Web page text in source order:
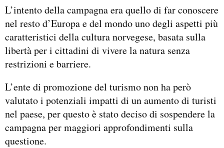
L’intento della campagna era quello di far conoscere
nel resto d’Europa e del mondo uno degli aspetti più
caratteristici della cultura norvegese, basata sulla
libertà per i cittadini di vivere la natura senza
restrizioni e barriere.
L’ente di promozione del turismo non ha però
valutato i potenziali impatti di un aumento di turisti
nel paese, per questo è stato deciso di sospendere la
campagna per maggiori approfondimenti sulla
questione.